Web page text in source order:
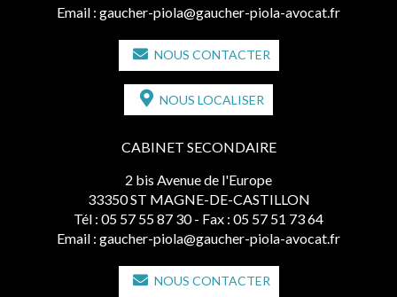
Email : gaucher-piola@gaucher-piola-avocat.fr
NOUS CONTACTER
NOUS LOCALISER
CABINET SECONDAIRE
2 bis Avenue de l'Europe
33350 ST MAGNE-DE-CASTILLON
Tél : 05 57 55 87 30 - Fax : 05 57 51 73 64
Email : gaucher-piola@gaucher-piola-avocat.fr
NOUS CONTACTER